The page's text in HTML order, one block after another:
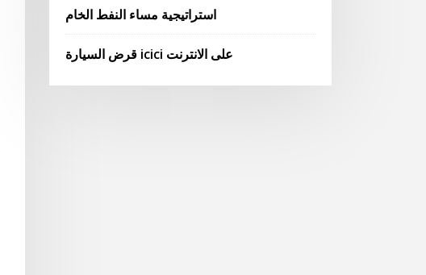
استراتيجية مساء النفط الخام
قرض السيارة icici على الانترنت